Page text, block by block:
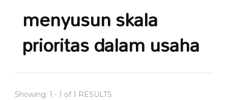
menyusun skala
prioritas dalam usaha
Showing: 1 - 1 of 1 RESULTS